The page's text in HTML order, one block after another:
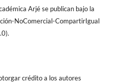
Arjé se publican bajo la
NoComercial-CompartirIgual
crédito a los autores